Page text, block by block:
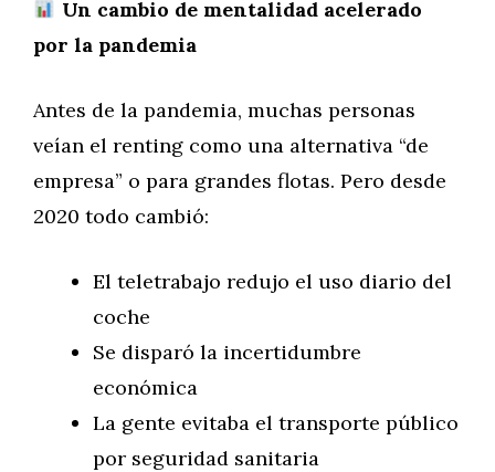
Un cambio de mentalidad acelerado
por la pandemia
Antes de la pandemia, muchas personas
veían el renting como una alternativa “de
empresa” o para grandes flotas. Pero desde
2020 todo cambió:
El teletrabajo redujo el uso diario del
coche
Se disparó la incertidumbre
económica
La gente evitaba el transporte público
por seguridad sanitaria